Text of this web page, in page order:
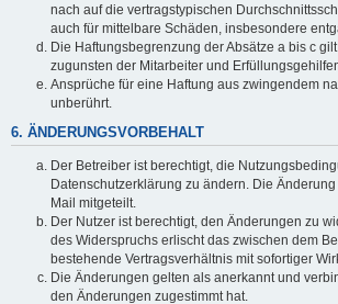
nach auf die vertragstypischen
auch für mittelbare Schäden, insbesondere
Die Haftungsbegrenzung der Absätze a bis c
zugunsten der Mitarbeiter und
Ansprüche für eine Haftung aus zwingendem
unberührt.
6. ÄNDERUNGSVORBEHALT
Der Betreiber ist berechtigt, die
Datenschutzerklärung zu ändern. Die
Mail mitgeteilt.
Der Nutzer ist berechtigt, den Änderungen zu
des Widerspruchs erlischt das zwischen dem
bestehende Vertragsverhältnis mit sofortiger
Die Änderungen gelten als anerkannt und
den Änderungen zugestimmt hat.